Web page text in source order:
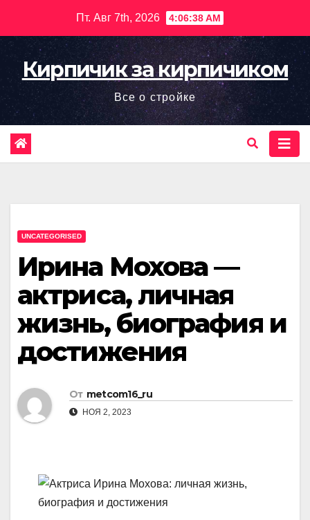
содержимому
Пт. Авг 7th, 2026 4:06:39 AM
Кирпичик за кирпичиком
Все о стройке
UNCATEGORISED
Ирина Мохова —
актриса, личная
жизнь, биография и
достижения
От metcom16_ru
НОЯ 2, 2023